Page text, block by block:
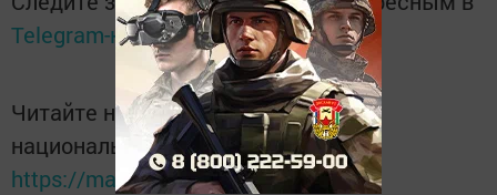
Telegram-каналеТатмедиа
Читайте новости Татарстана в
национальном мессенджере MАХ:
https://max.ru/tatmedia